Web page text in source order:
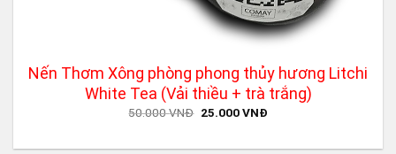
Nến Thơm Xông phòng phong thủy hương Litchi
White Tea (Vải thiều + trà trắng)
50.000VNĐ Original
50.000 VNĐ.
25.000VNĐCurrent
25.000 VNĐ.